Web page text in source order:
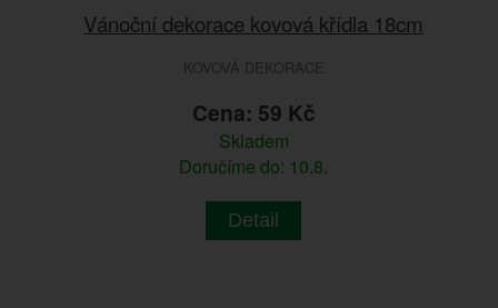
Vánoční dekorace kovová křídla 18cm
KOVOVÁ DEKORACE
Cena: 59 Kč
Skladem
Doručíme do: 10.8.
Detail